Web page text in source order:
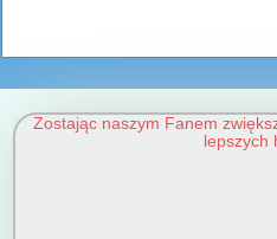
Zostając naszym Fanem
lepszych